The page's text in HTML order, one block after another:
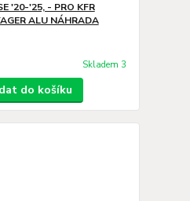
'20-'25, - PRO KFR
ALU NÁHRADA
Skladem 3
do košíku